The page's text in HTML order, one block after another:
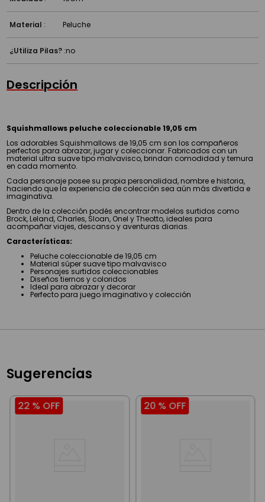
Material : Peluche
¿Utiliza Pilas? :no
Descripción
Squishmallows peluche coleccionable 19,05 cm
Los adorables Squishmallows de 19,05 cm son los compañeros
perfectos para abrazar, jugar y coleccionar. Fabricados con un
material ultra suave tipo malvavisco, brindan comodidad y ternura
en cada momento.
Cada personaje posee su propia personalidad, nombre e historia,
haciendo que la experiencia de colección sea aún más divertida e
imaginativa.
Dentro de la colección podés encontrar modelos surtidos como
Brock, Leland, Charles, Sloan, Onel y Theotto, ideales para
acompañar viajes, descanso y aventuras diarias.
Características:
Peluche coleccionable de 19,05 cm
Material súper suave tipo malvavisco
Personajes surtidos coleccionables
Diseños tiernos y coloridos
Ideal para abrazar y decorar
Perfecto para juego imaginativo y colección
Sugerencias
22 % OFF 20 % OFF